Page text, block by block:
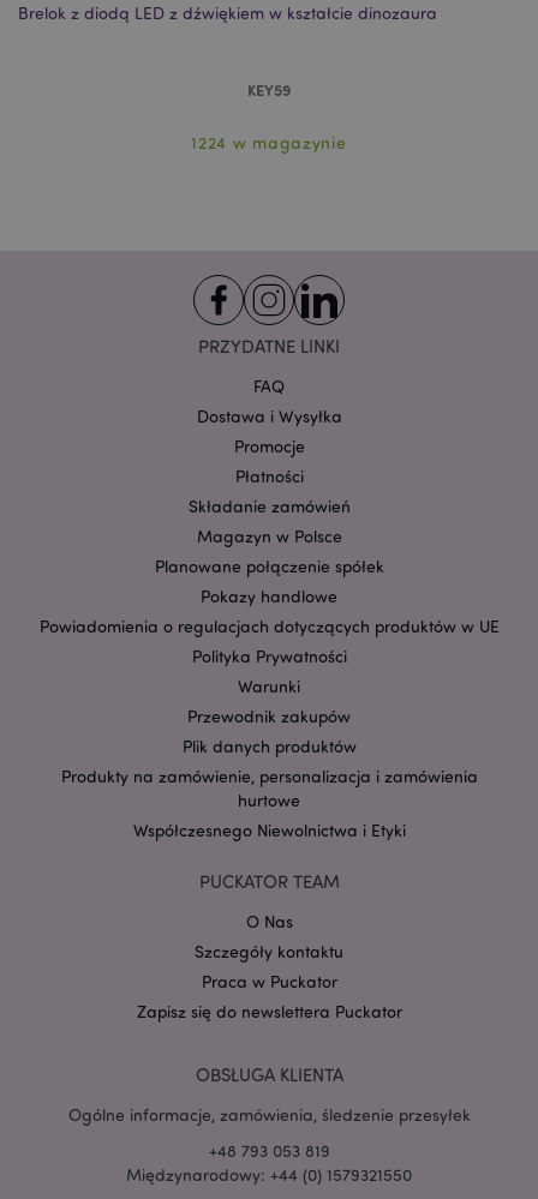
Brelok z diodą LED z dźwiękiem w kształcie dinozaura
KEY59
1224 w magazynie
PRZYDATNE LINKI
FAQ
Dostawa i Wysyłka
Promocje
Płatności
Składanie zamówień
Magazyn w Polsce
Planowane połączenie spółek
Pokazy handlowe
Powiadomienia o regulacjach dotyczących produktów w UE
Polityka Prywatności
Warunki
Przewodnik zakupów
Plik danych produktów
Produkty na zamówienie, personalizacja i zamówienia
hurtowe
Współczesnego Niewolnictwa i Etyki
PUCKATOR TEAM
O Nas
Szczegóły kontaktu
Praca w Puckator
Zapisz się do newslettera Puckator
OBSŁUGA KLIENTA
Ogólne informacje, zamówienia, śledzenie przesyłek
+48 793 053 819
Międzynarodowy: +44 (0) 1579321550
Niezbędne Wydajność
Targetowanie
Niezbędne pliki cookie pozwalają na sprawne
klientów i zarządzanie kontami.
mage-cache-storage-section-